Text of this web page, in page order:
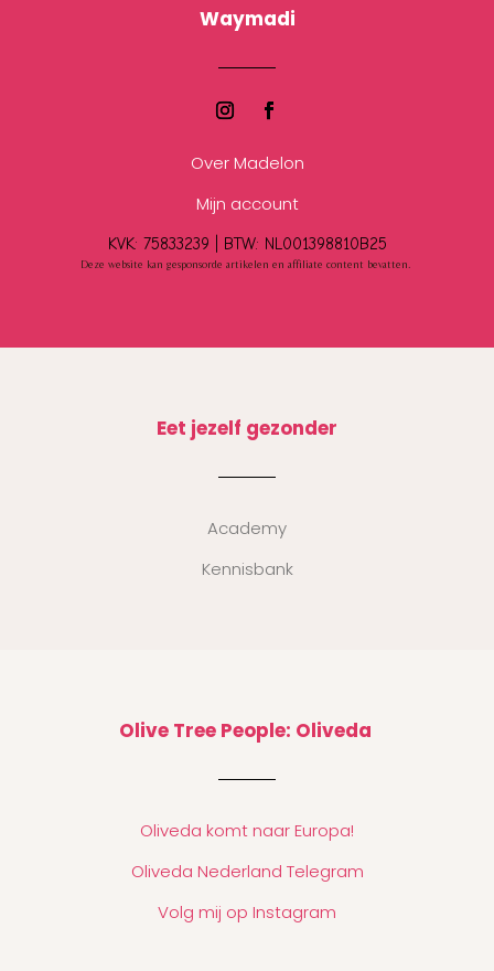
Waymadi
Over Madelon
Mijn account
KVK: 75833239 | BTW: NL001398810B25
Deze website kan gesponsorde artikelen en affiliate content bevatten.
Eet jezelf gezonder
Academy
Kennisbank
Olive Tree People: Oliveda
Oliveda komt naar Europa!
Oliveda Nederland Telegram
Volg mij op Instagram